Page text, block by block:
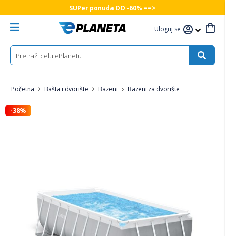
SUPer ponuda DO -60% ==>
Uloguj se
Početna Bašta i dvorište Bazeni Bazeni za dvorište
-38%